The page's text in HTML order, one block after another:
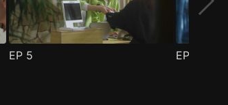
EP 5 EP